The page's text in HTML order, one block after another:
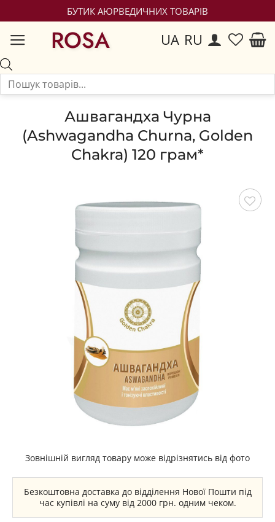
БУТИК АЮРВЕДИЧНИХ ТОВАРІВ
ROSA UA RU
Ашвагандха Чурна
(Ashwagandha Churna, Golden
Chakra) 120 грам*
Зовнішній вигляд товару може відрізнятись від фото
Безкоштовна доставка до відділення Нової Пошти під
час купівлі на суму від 2000 грн. одним чеком.